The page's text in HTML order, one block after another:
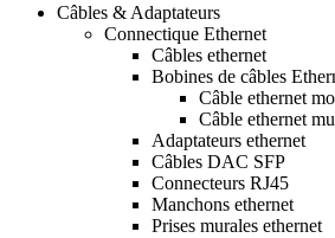
Câbles & Adaptateurs
Connectique Ethernet
Câbles ethernet
Bobines de câbles
Câble ethernet
Câble ethernet
Adaptateurs ethernet
Câbles DAC SFP
Connecteurs RJ45
Manchons ethernet
Prises murales ethernet